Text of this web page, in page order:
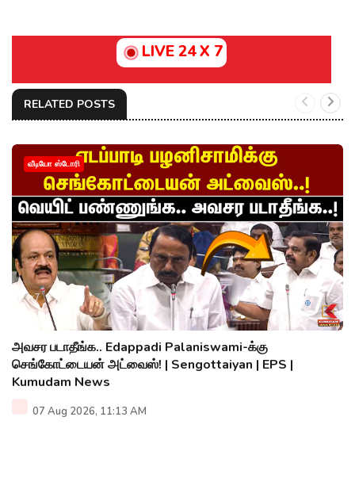
LIVE 24 X 7
RELATED POSTS
வீடியோ ஸ்டோரி
அவசர படாதீங்க.. Edappadi Palaniswami-க்கு
செங்கோட்டையன் அட்வைஸ்! | Sengottaiyan | EPS |
Kumudam News
07 Aug 2026, 11:13 AM